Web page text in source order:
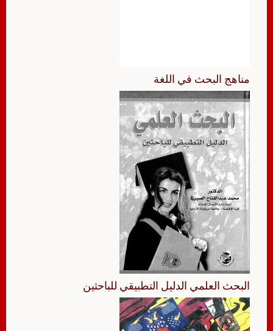
مناهج البحث في اللغة
البحث العلمي الدليل التطبيقي للباحثين